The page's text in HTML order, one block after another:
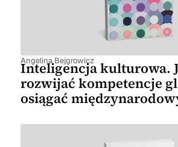
Angelina Bejgrowicz
Inteligencja kulturowa.
rozwijać kompetencje
osiągać